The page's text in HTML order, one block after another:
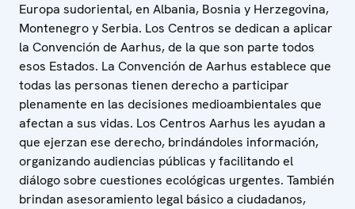
Europa sudoriental, en Albania, Bosnia y Herzegovina,
Montenegro y Serbia. Los Centros se dedican a aplicar
la Convención de Aarhus, de la que son parte todos
esos Estados. La Convención de Aarhus establece que
todas las personas tienen derecho a participar
plenamente en las decisiones medioambientales que
afectan a sus vidas. Los Centros Aarhus les ayudan a
que ejerzan ese derecho, brindándoles información,
organizando audiencias públicas y facilitando el
diálogo sobre cuestiones ecológicas urgentes. También
brindan asesoramiento legal básico a ciudadanos,